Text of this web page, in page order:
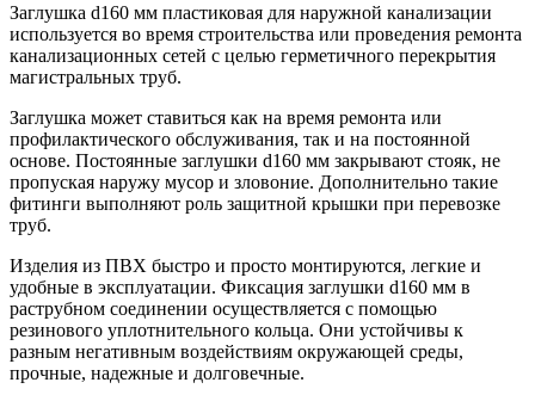
Заглушка d160 мм пластиковая для наружной канализации
используется во время строительства или проведения ремонта
канализационных сетей с целью герметичного перекрытия
магистральных труб.
Заглушка может ставиться как на время ремонта или
профилактического обслуживания, так и на постоянной
основе. Постоянные заглушки d160 мм закрывают стояк, не
пропуская наружу мусор и зловоние. Дополнительно такие
фитинги выполняют роль защитной крышки при перевозке
труб.
Изделия из ПВХ быстро и просто монтируются, легкие и
удобные в эксплуатации. Фиксация заглушки d160 мм в
раструбном соединении осуществляется с помощью
резинового уплотнительного кольца. Они устойчивы к
разным негативным воздействиям окружающей среды,
прочные, надежные и долговечные.